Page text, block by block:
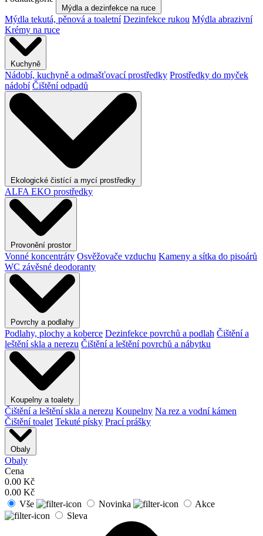
Mýdla a dezinfekce na ruce
Mýdla tekutá, pěnová a toaletní Dezinfekce rukou Mýdla abrazivní
Krémy na ruce
Kuchyně
Nádobí, kuchyně a odmašťovací prostředky Prostředky do myček
nádobí Čištění odpadů
Ekologické čistící a mycí prostředky
ALFA EKO prostředky
Provonění prostor
Vonné koncentráty Osvěžovače vzduchu Kameny a sítka do pisoárů
WC závěsné deodoranty
Povrchy a podlahy
Podlahy, plochy a koberce Dezinfekce povrchů a podlah Čištění a
leštění skla a nerezu Čištění a leštění povrchů a nábytku
Koupelny a toalety
Čištění a leštění skla a nerezu Koupelny Na rez a vodní kámen
Čištění toalet Tekuté písky Prací prášky
Obaly
Obaly
Cena
0.00 Kč
0.00 Kč
Vše
Novinka
Akce
Sleva